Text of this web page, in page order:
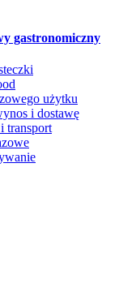
gastronomiczny
użytku
i dostawę
transport